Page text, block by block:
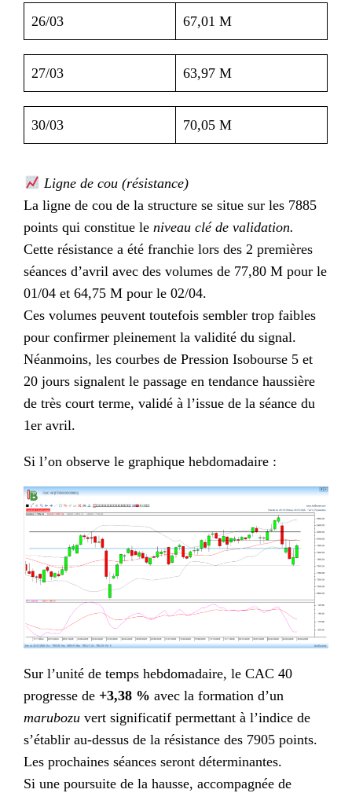
26/03 67,01 M
27/03 63,97 M
30/03 70,05 M
Ligne de cou (résistance)
La ligne de cou de la structure se situe sur les 7885
points qui constitue le niveau clé de validation.
Cette résistance a été franchie lors des 2 premières
séances d’avril avec des volumes de 77,80 M pour le
01/04 et 64,75 M pour le 02/04.
Ces volumes peuvent toutefois sembler trop faibles
pour confirmer pleinement la validité du signal.
Néanmoins, les courbes de Pression Isobourse 5 et
20 jours signalent le passage en tendance haussière
de très court terme, validé à l’issue de la séance du
1er avril.
Si l’on observe le graphique hebdomadaire :
Sur l’unité de temps hebdomadaire, le CAC 40
progresse de +3,38 % avec la formation d’un
marubozu vert significatif permettant à l’indice de
s’établir au-dessus de la résistance des 7905 points.
Les prochaines séances seront déterminantes.
Si une poursuite de la hausse, accompagnée de